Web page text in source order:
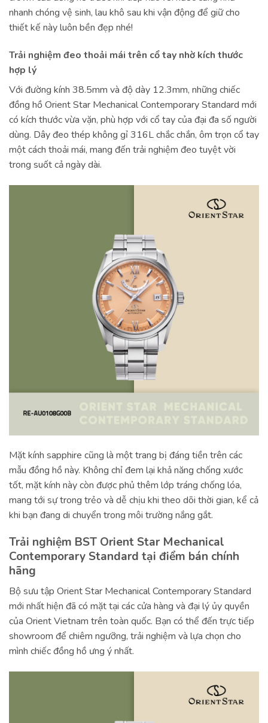
nhanh chóng vệ sinh, lau khô sau khi vận động để giữ cho
thiết kế này luôn bền đẹp nhé!
Trải nghiệm đeo thoải mái trên cổ tay nhờ kích thước
hợp lý
Với đường kính 38.5mm và độ dày 12.3mm, những chiếc
đồng hồ Orient Star Mechanical Contemporary Standard mới
có kích thước vừa vặn, phù hợp với cổ tay của đại đa số người
dùng. Dây đeo thép không gỉ 316L chắc chắn, ôm trọn cổ tay
một cách thoải mái, mang đến trải nghiệm đeo tuyệt vời
trong suốt cả ngày dài.
Mặt kính sapphire cũng là một trang bị đáng tiền trên các
mẫu đồng hồ này. Không chỉ đem lại khả năng chống xước
tốt, mặt kính này còn được phủ thêm lớp tráng chống lóa,
mang tới sự trong trẻo và dễ chịu khi theo dõi thời gian, kể cả
khi bạn đang di chuyển trong môi trường nắng gắt.
Trải nghiệm BST Orient Star Mechanical
Contemporary Standard tại điểm bán chính
hãng
Bộ sưu tập Orient Star Mechanical Contemporary Standard
mới nhất hiện đã có mặt tại các cửa hàng và đại lý ủy quyền
của Orient Vietnam trên toàn quốc. Bạn có thể đến trực tiếp
showroom để chiêm ngưỡng, trải nghiệm và lựa chọn cho
mình chiếc đồng hồ ưng ý nhất.